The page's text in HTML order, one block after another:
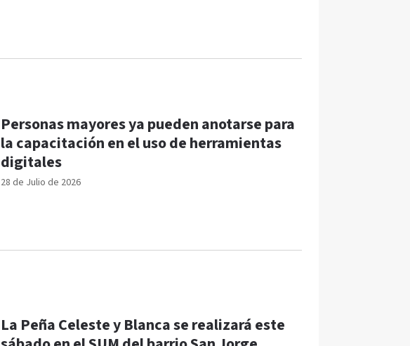
28 de Julio de 2026
Personas mayores ya pueden anotarse para
la capacitación en el uso de herramientas
digitales
La Peña Celeste y Blanca se realizará este